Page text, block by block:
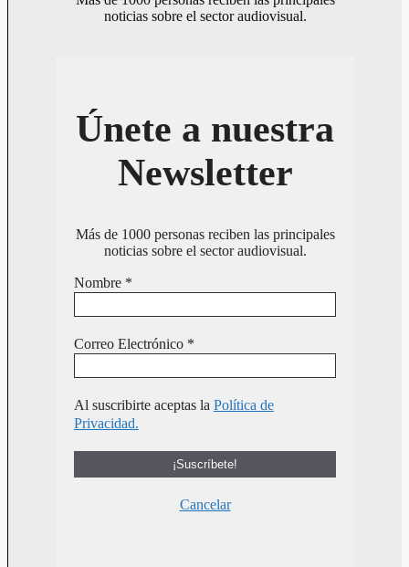
noticias sobre el sector audiovisual.
Únete a nuestra
Newsletter
Más de 1000 personas reciben las principales
noticias sobre el sector audiovisual.
Nombre *
Correo Electrónico *
Al suscribirte aceptas la Política de
Privacidad.
Cancelar